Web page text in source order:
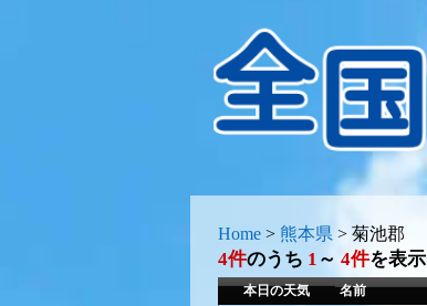
Home > 熊本県 > 菊池郡
4件のうち 1 ～ 4件を表示
本日の天気 名前